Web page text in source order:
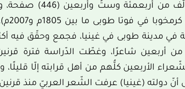
ثلاث مجلّداتٍ ضخمةٍ، وتتألّف
ترك
في مدينة طوبى في غينيا، فجمع وحقّق
من أربعين شاعرًا، وغطّت الدّراسة فترة
الأربعين كلُّهم من أهل قرابته إلّا
دولته (غينيا) عرفت الشّعر العربيّ منذ قرنين